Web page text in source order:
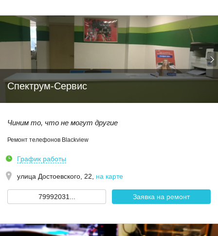
Спектрум-Сервис
Чиним то, что не могут другие
Ремонт телефонов Blackview
График работы
улица Достоевского, 22 на карте
79992031... Заявка на ремонт